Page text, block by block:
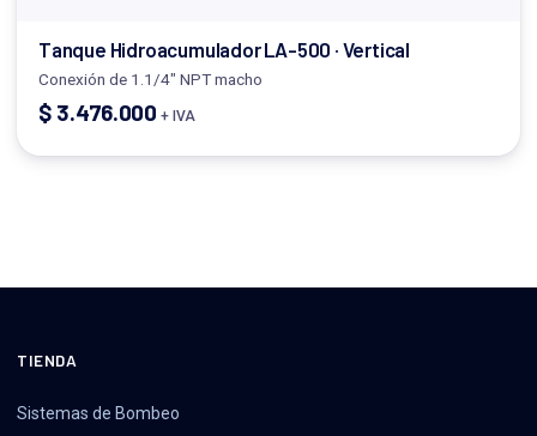
Tanque Hidroacumulador LA-500 · Vertical
Conexión de 1.1/4" NPT macho
$ 3.476.000 + IVA
TIENDA
Sistemas de Bombeo